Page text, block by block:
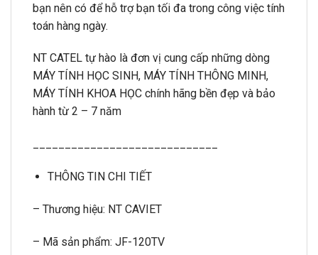
bạn nên có để hỗ trợ bạn tối đa trong công việc tính
toán hàng ngày.
NT CATEL tự hào là đơn vị cung cấp những dòng
MÁY TÍNH HỌC SINH, MÁY TÍNH THÔNG MINH,
MÁY TÍNH KHOA HỌC chính hãng bền đẹp và bảo
hành từ 2 – 7 năm
THÔNG TIN CHI TIẾT
– Thương hiệu: NT CAVIET
– Mã sản phẩm: JF-120TV